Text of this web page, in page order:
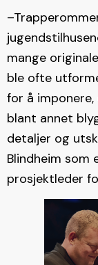
mange
ble ofte
for å
blant annet
detaljer og
Blindheim som
prosjektleder